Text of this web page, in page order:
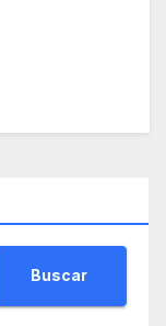
Buscar